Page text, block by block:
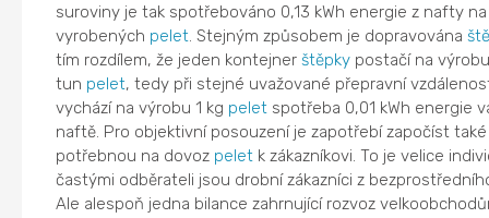
suroviny je tak spotřebováno 0,13 kWh energie z nafty na
vyrobených pelet. Stejným způsobem je dopravována
tím rozdílem, že jeden kontejner štěpkypostačí na
tun pelet, tedy při stejné uvažované přepravní
vychází na výrobu 1 kg peletspotřeba 0,01 kWh energie
naftě. Pro objektivní posouzení je zapotřebí započíst
potřebnou na dovoz peletk zákazníkovi. To je velice
častými odběrateli jsou drobní zákazníci z
Ale alespoň jedna bilance zahrnující rozvoz